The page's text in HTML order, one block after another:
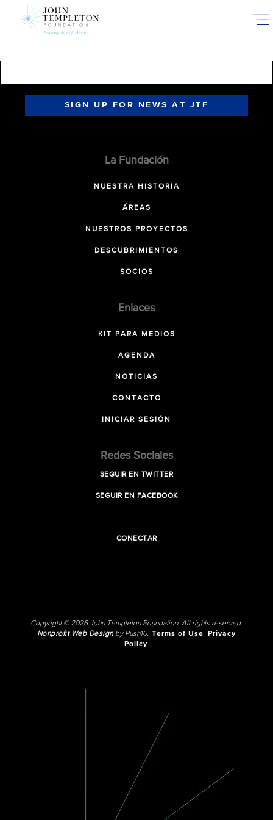
SIGN UP FOR NEWS AT JTF
La Fundación
NUESTRA HISTORIA
ÁREAS
NUESTROS PROYECTOS
DESCUBRIMIENTOS
SOCIOS
Enlaces
KIT PARA MEDIOS
AGENDA
NOTICIAS
CONTACTO
INICIAR SESIÓN
Redes Sociales
SEGUIR EN TWITTER
SEGUIR EN FACEBOOK
CONECTAR
Copyright © 2026 John Templeton Foundation. All rights reserved.
Nonprofit Web Designby Push10. Terms of Use
Privacy
Policy